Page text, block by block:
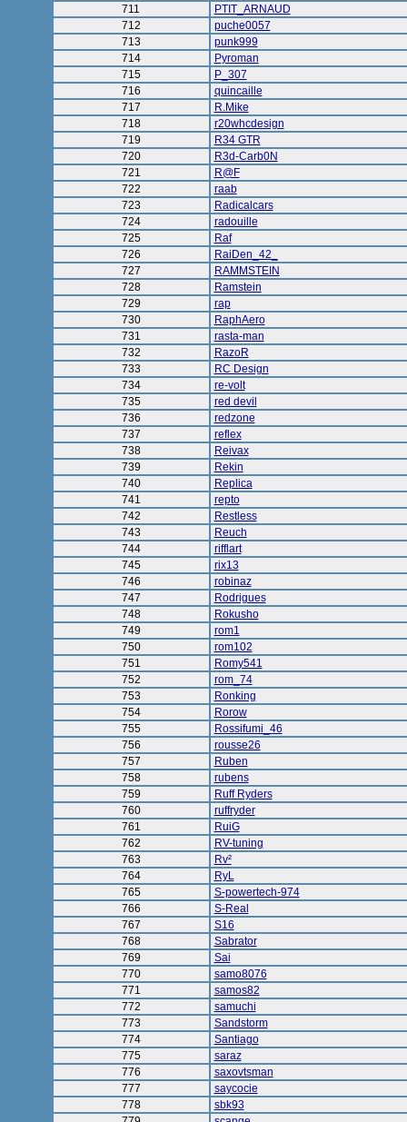
711
PTIT_ARNAUD
712
puche0057
713
punk999
714
Pyroman
715
P_307
716
quincaille
717
R.Mike
718
r20whcdesign
719
R34 GTR
720
R3d-Carb0N
721
R@F
722
raab
723
Radicalcars
724
radouille
725
Raf
726
RaiDen_42_
727
RAMMSTEIN
728
Ramstein
729
rap
730
RaphAero
731
rasta-man
732
RazoR
733
RC Design
734
re-volt
735
red devil
736
redzone
737
reflex
738
Reivax
739
Rekin
740
Replica
741
repto
742
Restless
743
Reuch
744
rifflart
745
rix13
746
robinaz
747
Rodrigues
748
Rokusho
749
rom1
750
rom102
751
Romy541
752
rom_74
753
Ronking
754
Rorow
755
Rossifumi_46
756
rousse26
757
Ruben
758
rubens
759
Ruff Ryders
760
ruffryder
761
RuiG
762
RV-tuning
763
Rv²
764
RyL
765
S-powertech-974
766
S-Real
767
S16
768
Sabrator
769
Sai
770
samo8076
771
samos82
772
samuchi
773
Sandstorm
774
Santiago
775
saraz
776
saxovtsman
777
saycocie
778
sbk93